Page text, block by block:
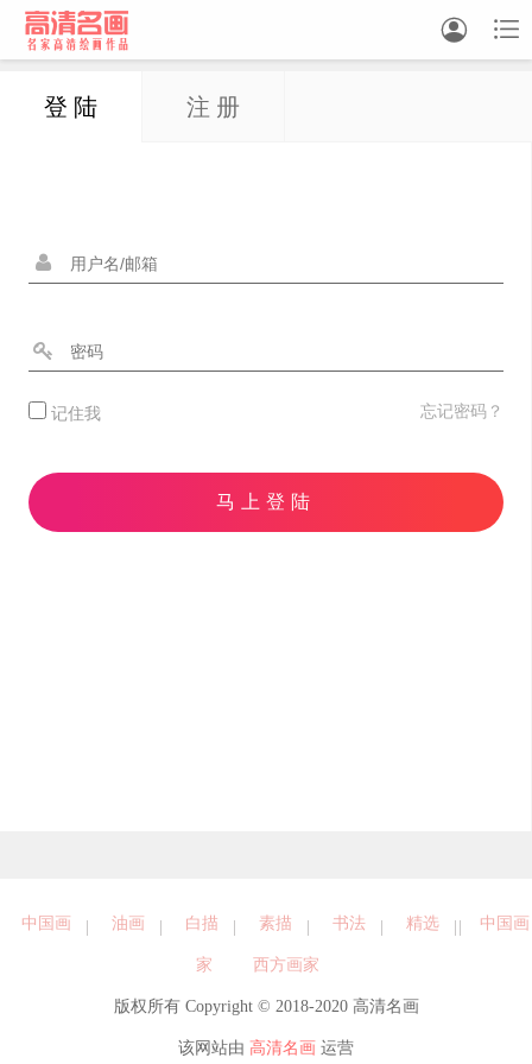


白描
书法
精选
西方画家
登 陆 注 册
记住我 忘记密码？
马上登陆
中国画 油画 白描 素描 书法 精选 中国画
家 西方画家
版权所有 Copyright © 2018-2020 高清名画
该网站由 高清名画 运营